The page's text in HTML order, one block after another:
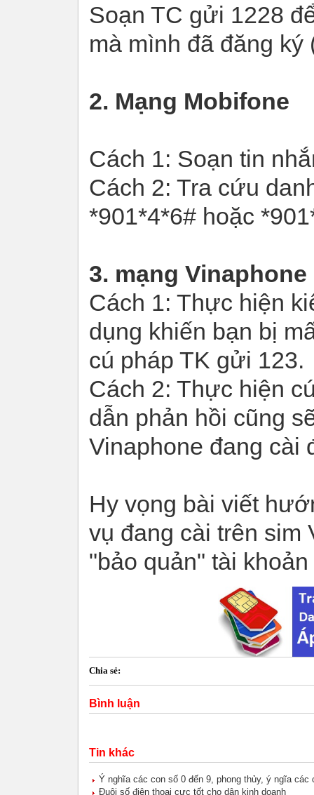
Soạn TC gửi 1228
mà mình đã đăng
2. Mạng Mobifone
Cách 1: Soạn tin
Cách 2: Tra cứu
*901*4*6# hoặc
3. mạng Vinaphone
Cách 1: Thực hiện
dụng khiến bạn bị
cú pháp TK gửi 123.
Cách 2: Thực hiện
dẫn phản hồi cũng
Vinaphone đang cài
Hy vọng bài viết
vụ đang cài trên sim
"bảo quản" tài
Chia sẻ:
Bình luận
Tin khác
Ý nghĩa các con số 0 đến 9, phong thủy, ý ngĩa các
Đuôi số điện thoại cực tốt cho dân kinh doanh